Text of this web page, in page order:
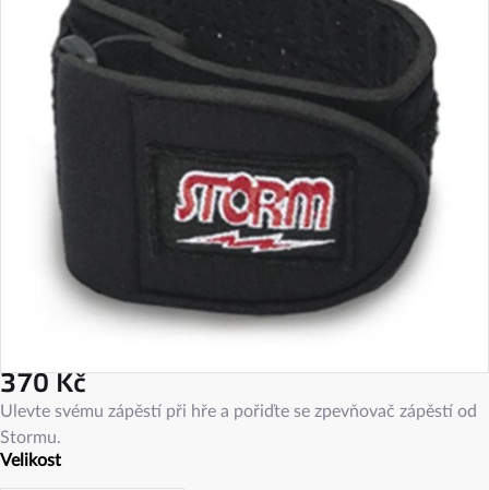
370 Kč
Měrná
cena:
Velikost
Ulevte svému zápěstí při hře a pořiďte se zpevňovač zápěstí od
Stormu.